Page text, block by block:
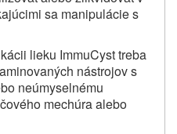
sa manipulácie s
lieku ImmuCyst treba
nástrojov s
neúmyselnému
mechúra alebo